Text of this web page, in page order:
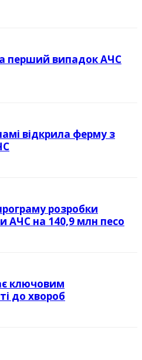
перший випадок АЧС
відкрила ферму з
розробки
АЧС на 140,9 млн песо
ключовим
до хвороб